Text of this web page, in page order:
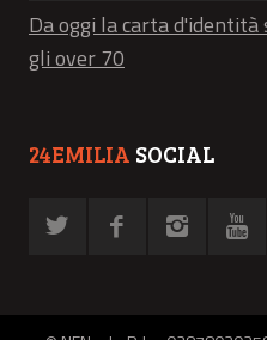
Da oggi la carta d'identità
gli over 70
24EMILIA SOCIAL